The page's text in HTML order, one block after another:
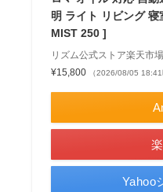
明 ライト リビング
MIST 250 ]
リズム公式ストア楽天市
¥15,800
（2026/08/05 18:41
Yahoo